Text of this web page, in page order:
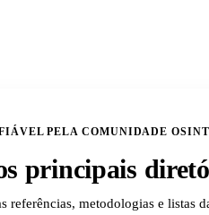
PELA COMUNIDADE OSINT
principais
referências, metodologias e listas